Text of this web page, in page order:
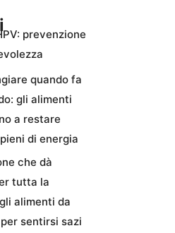
prevenzione
quando fa
gli alimenti
a restare
di energia
che dà
tutta la
alimenti da
sentirsi sazi